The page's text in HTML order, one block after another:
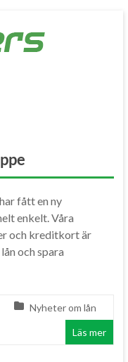
fått en ny
enkelt. Våra
och kreditkort är
och spara
Nyheter om lån
Läs mer